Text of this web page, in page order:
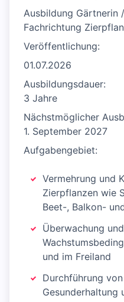
Ausbildung
Fachrichtung
Veröffentlichung:
01.07.2026
Ausbildungsdauer:
3 Jahre
Nächstmöglicher
1. September 2027
Aufgabengebiet:
Vermehrung und
Zierpflanzen wie
Beet-, Balkon-
Überwachung
und im Freiland
Durchführung
Gesunderhaltung